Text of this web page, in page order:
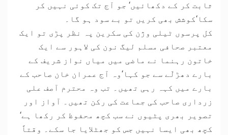
ثابت کر کے دکھائیں‘ جو آج تک کوئی نہیں کر
سکا‘کوشش بھی کریں تو بے سود ہو گا۔
کل پرسوں ٹیلی وژن کی سکرین پہ نظر پڑی تو ایک
معتبر صحافی مسلم لیگ نون کی لاہور سے ایک
خاتون رہنما نے ماضی میں میاں نواز شریف کے
بارے دھڑلّے سے جو کہا‘وہ آج عمران خان صاحب کے
بارے میں کہہ رہی تھیں۔ تب وہ محترم آصف علی
زرداری صاحب کی جماعت کی رکن تھیں۔ آواز اور
تصویر بھری پٹیوں نے سب کچھ محفوظ کر رکھا ہے‘
کچھ بھی ایسا نہیں جس کو جھٹلایا جا سکے۔ وقتاً